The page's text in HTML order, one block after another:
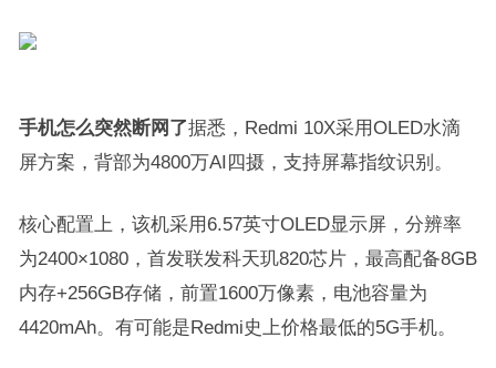
手机怎么突然断网了据悉，Redmi 10X采用OLED水滴
屏方案，背部为4800万AI四摄，支持屏幕指纹识别。
核心配置上，该机采用6.57英寸OLED显示屏，分辨率
为2400×1080，首发联发科天玑820芯片，最高配备8GB
内存+256GB存储，前置1600万像素，电池容量为
4420mAh。有可能是Redmi史上价格最低的5G手机。